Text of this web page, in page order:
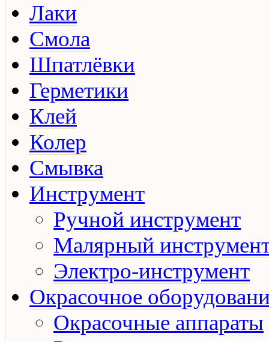
Лаки
Смола
Шпатлёвки
Герметики
Клей
Колер
Смывка
Инструмент
Ручной инструмент
Малярный
Электро-инструмент
Окрасочное
Окрасочные аппараты